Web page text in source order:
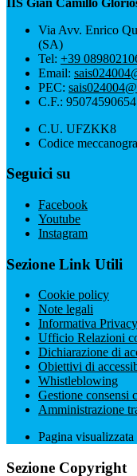
Via Avv. Enrico
(SA)
Tel: +39
Email:
PEC:
C.F.: 95074590654
C.U. UFZKK8
Codice
Seguici su
Facebook
Youtube
Instagram
Sezione Link Utili
Cookie policy
Note legali
Informativa Privacy
Ufficio Relazioni
Dichiarazione di
Obiettivi di
Whistleblowing
Gestione consensi
Amministrazione
Pagina visualizzata
Sezione Copyright